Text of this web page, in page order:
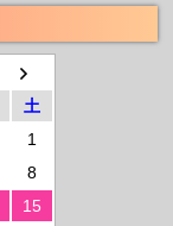
土
1
8
15